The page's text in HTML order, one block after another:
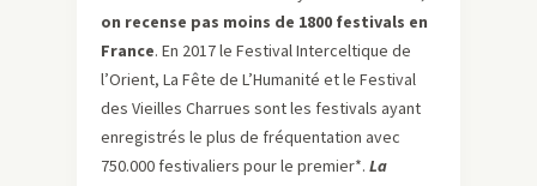
on recense pas moins de 1800 festivals en
France. En 2017 le Festival Interceltique de
l’Orient, La Fête de L’Humanité et le Festival
des Vieilles Charrues sont les festivals ayant
enregistrés le plus de fréquentation avec
750.000 festivaliers pour le premier*. La